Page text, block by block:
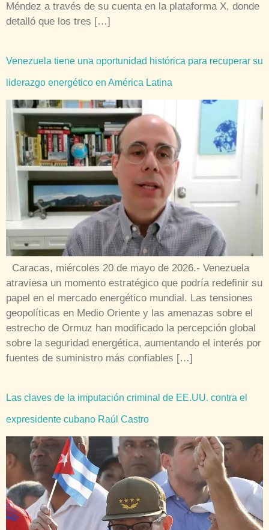
Méndez a través de su cuenta en la plataforma X, donde
detalló que los tres […]
Venezuela tiene una oportunidad histórica para recuperar su
liderazgo energético en América Latina
Caracas, miércoles 20 de mayo de 2026.- Venezuela
atraviesa un momento estratégico que podría redefinir su
papel en el mercado energético mundial. Las tensiones
geopolíticas en Medio Oriente y las amenazas sobre el
estrecho de Ormuz han modificado la percepción global
sobre la seguridad energética, aumentando el interés por
fuentes de suministro más confiables […]
Las claves de la imputación criminal de EE.UU. contra el
expresidente cubano Raúl Castro